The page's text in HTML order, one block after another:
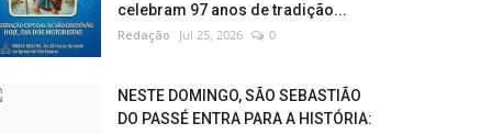
celebram 97 anos de tradição...
Redação Jul 25, 2026 0
NESTE DOMINGO, SÃO SEBASTIÃO
DO PASSÉ ENTRA PARA A HISTÓRIA: